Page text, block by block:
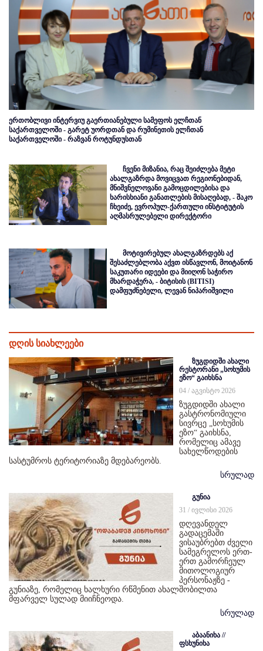
ერთობლივი ინტერვიუ გაერთიანებული სამეფოს ელჩთან
საქართველოში - გარეტ უორდთან და რუმინეთის ელჩთან
საქართველოში - რაზვან როტუნდუსთან
ჩვენი მიზანია, რაც შეიძლება მეტი
ახალგაზრდა მოვიცვათ რეგიონებიდან,
მნიშვნელოვანი გამოცდილებისა და
ხარისხიანი განათლების მისაღებად, - შაკო
ჩხეიძე, ევროპულ-ქართული ინსტიტუტის
აღმასრულებელი დირექტორი
მოტივირებულ ახალგაზრდებს აქ
შესაძლებლობა აქვთ ისწავლონ, მოიტანონ
საკუთარი იდეები და მიიღონ საჭირო
მხარდაჭერა, - ბიტისის (BITISI)
დამფუძნებელი, ლევან ნიპარიშვილი
დღის სიახლეები
ზუგდიდში ახალი
რესტორანი „სოხუმის
ეზო“ გაიხსნა
04 / აგვისტო 2026
ზუგდიდში ახალი
გასტრონომიული
სივრცე „სოხუმის
ეზო“ გაიხსნა,
რომელიც ამავე
სახელწოდების
სასტუმროს ტერიტორიაზე მდებარეობს.
სრულად
გუნია
31 / ივლისი 2026
დღევანდელ
გადაცემაში
ვისაუბრებთ ძველი
სამეგრელოს ერთ-
ერთ გამორჩეულ
მითოლოგიურ
პერსონაჟზე -
გუნიაზე, რომელიც ხალხური რწმენით ახალშობილთა
მფარველ სულად მიიჩნეოდა.
სრულად
აბაანიხა //
ფსხუნიხა